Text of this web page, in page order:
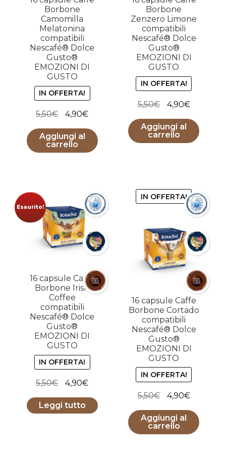
Borbone
Camomilla
Melatonina
compatibili
Nescafé® Dolce
Gusto®
EMOZIONI DI
GUSTO
IN OFFERTA!
5,50€
prezzo
originale
era:
4,90€Il
prezzo
attuale
è:
Aggiungi al
carrello
Borbone
Zenzero Limone
compatibili
Nescafé® Dolce
Gusto®
EMOZIONI DI
GUSTO
IN OFFERTA!
5,50€
prezzo
originale
era:
4,90€Il
prezzo
attuale
è:
Aggiungi al
carrello
Esaurito!
16 capsule Caffe
Borbone Irish
Coffee
compatibili
Nescafé® Dolce
Gusto®
EMOZIONI DI
GUSTO
IN OFFERTA!
5,50€
prezzo
originale
4,90€Il
prezzo
attuale
Leggi tutto
IN OFFERTA!
16 capsule Caffe
Borbone Cortado
compatibili
Nescafé® Dolce
Gusto®
EMOZIONI DI
GUSTO
IN OFFERTA!
5,50€
prezzo
originale
era:
4,90€Il
prezzo
attuale
è:
Aggiungi al
carrello